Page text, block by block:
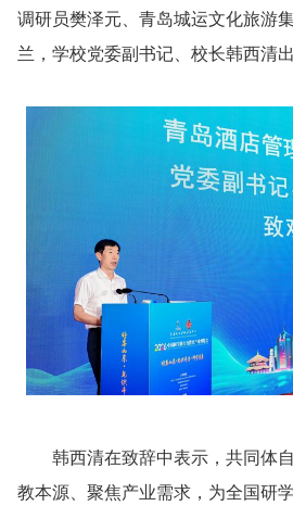
调研员樊泽元、青岛城运文化旅游
兰，学校党委副书记、校长韩西清
韩西清在致辞中表示，共同体
教本源、聚焦产业需求，为全国研